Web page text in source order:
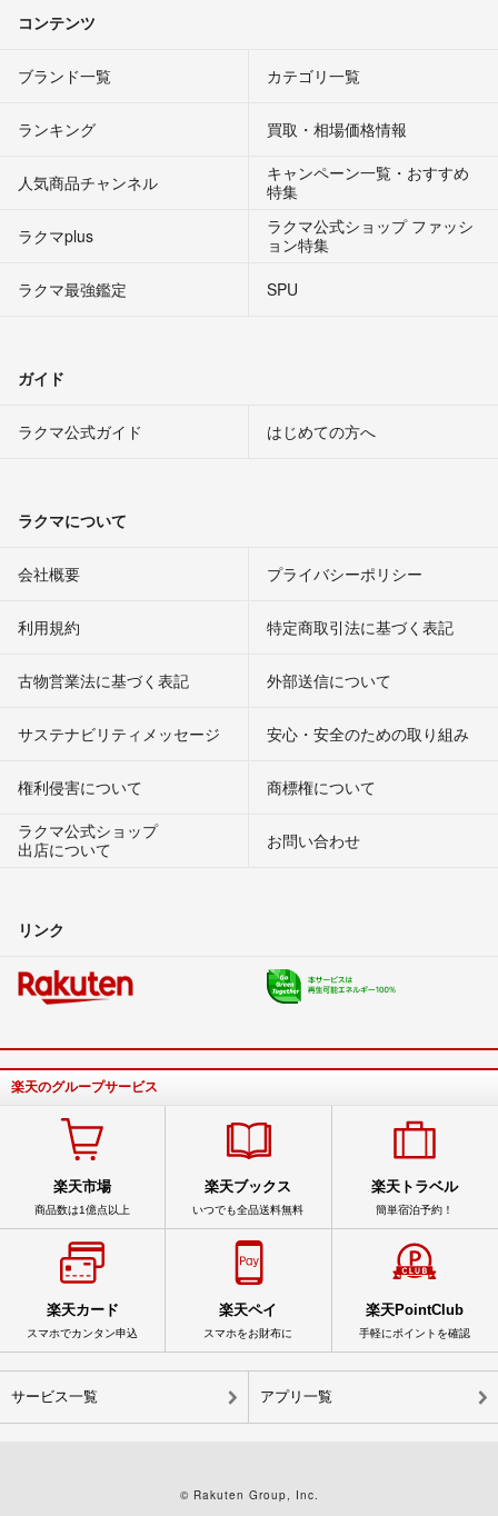
コンテンツ
ブランド一覧 カテゴリ一覧
ランキング 買取・相場価格情報
人気商品チャンネル
キャンペーン一覧・おすすめ
特集
ラクマplus
ラクマ公式ショップ ファッシ
ョン特集
ラクマ最強鑑定
SPU
ガイド
ラクマ公式ガイド はじめての方へ
ラクマについて
会社概要 プライバシーポリシー
利用規約 特定商取引法に基づく表記
古物営業法に基づく表記 外部送信について
サステナビリティメッセージ 安心・安全のための取り組み
権利侵害について
商標権について
ラクマ公式ショップ
出店について
お問い合わせ
リンク
楽天のグループサービス
楽天市場
商品数は1億点以上
楽天ブックス
いつでも全品送料無料
楽天トラベル
簡単宿泊予約！
楽天カード
スマホでカンタン申込
楽天ペイ
スマホをお財布に
楽天PointClub
手軽にポイントを確認
サービス一覧 アプリ一覧
© Rakuten Group, Inc.